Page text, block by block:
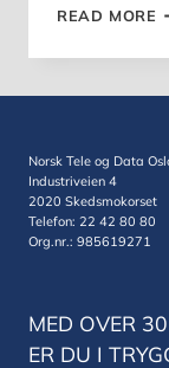
READ MORE
PÅ
Norsk Tele og Data
Industriveien 4
2020 Skedsmokorset
Telefon: 22 42 80 80
Org.nr.: 985619271
MED OVER
ER DU I